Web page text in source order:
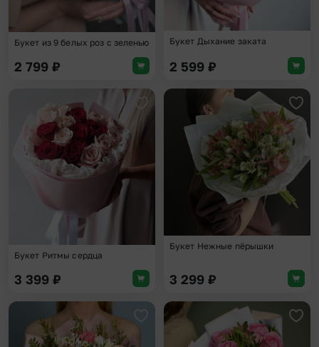
Букет из 9 белых роз с зеленью
2 799 ₽
Букет Дыхание заката
2 599 ₽
Добавить в избранное
Букет Ритмы сердца
3 399 ₽
Букет Нежные пёрышки
3 299 ₽
Добавить в избранное